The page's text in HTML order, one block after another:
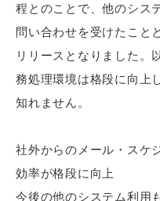
程とのことで、他のシス
問い合わせを受けたこと
リリースとなりました。
務処理環境は格段に向上
知れません。
社外からのメール・スケ
効率が格段に向上
今後の他のシステム利用